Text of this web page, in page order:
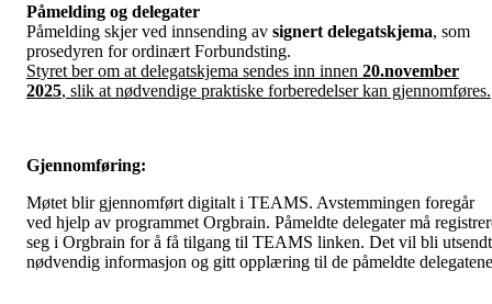
Påmelding og delegater
Påmelding skjer ved innsending av signert delegatskjema, som
prosedyren for ordinært Forbundsting.
Styret ber om at delegatskjema sendes inn innen 20.november
2025, slik at nødvendige praktiske forberedelser kan gjennomføres.
Gjennomføring:
Møtet blir gjennomført digitalt i TEAMS. Avstemmingen foregår
ved hjelp av programmet Orgbrain. Påmeldte delegater må
seg i Orgbrain for å få tilgang til TEAMS linken. Det vil bli utsendt
nødvendig informasjon og gitt opplæring til de påmeldte